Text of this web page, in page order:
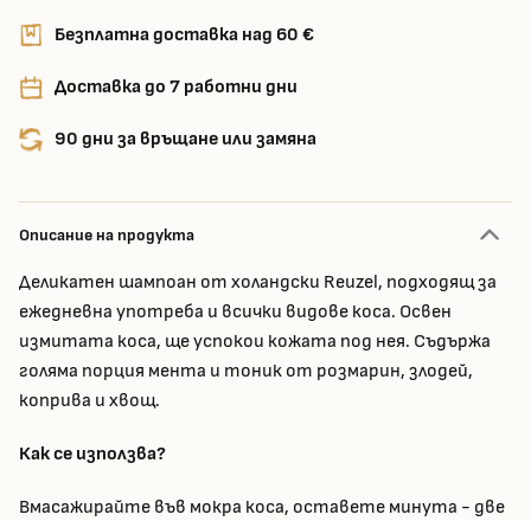
Безплатна доставка над 60 €
Доставка до 7 работни дни
90 дни за връщане или замяна
Описание на продукта
Деликатен шампоан от холандски Reuzel, подходящ за
ежедневна употреба и всички видове коса. Освен
измитата коса, ще успокои кожата под нея. Съдържа
голяма порция мента и тоник от розмарин, злодей,
коприва и хвощ.
Как се използва?
Вмасажирайте във мокра коса, оставете минута - две